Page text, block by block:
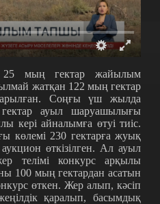
25 мың гектар жайылым
жатқан 122 мың гектар
Соңғы үш жылда
ауыл шаруашылығы
кері айналымға өтуі тиіс.
көлемі 230 гектарға жуық
өткізілген. Ал ауыл
телімі конкурс арқылы
100 мың гектардан асатын
өткен. Жер алып, кәсіп
қаралып, басымдық